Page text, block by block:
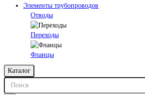
Элементы трубопроводов
Отводы
Переходы
Фланцы
Каталог